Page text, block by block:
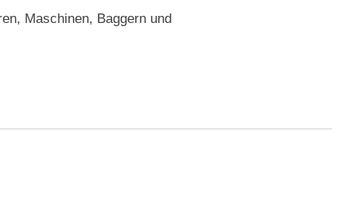
Maschinen, Baggern und